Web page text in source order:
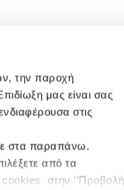
την παροχή
μας είναι σας
στις
στα παραπάνω.
από τα
cookies στην ‘’Προβολή